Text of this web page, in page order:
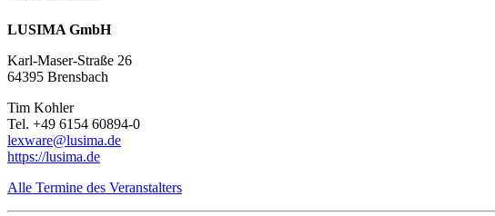
LUSIMA GmbH
Karl-Maser-Straße 26
64395 Brensbach
Tim Kohler
Tel. +49 6154 60894-0
lexware@lusima.de
https://lusima.de
Alle Termine des Veranstalters